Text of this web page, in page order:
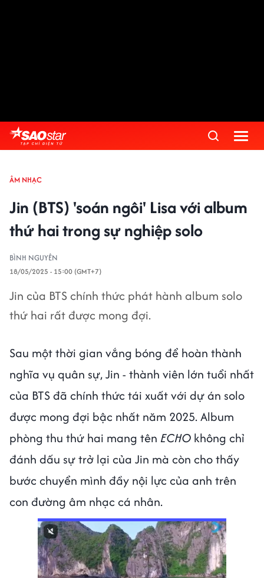
ÂM NHẠC
Jin (BTS) 'soán ngôi' Lisa với album
thứ hai trong sự nghiệp solo
BÌNH NGUYÊN
18/05/2025 - 15:00 (GMT+7)
Jin của BTS chính thức phát hành album solo
thứ hai rất được mong đợi.
Sau một thời gian vắng bóng để hoàn thành
nghĩa vụ quân sự, Jin - thành viên lớn tuổi nhất
của BTS đã chính thức tái xuất với dự án solo
được mong đợi bậc nhất năm 2025. Album
phòng thu thứ hai mang tên ECHO không chỉ
đánh dấu sự trở lại của Jin mà còn cho thấy
bước chuyển mình đầy nội lực của anh trên
con đường âm nhạc cá nhân.